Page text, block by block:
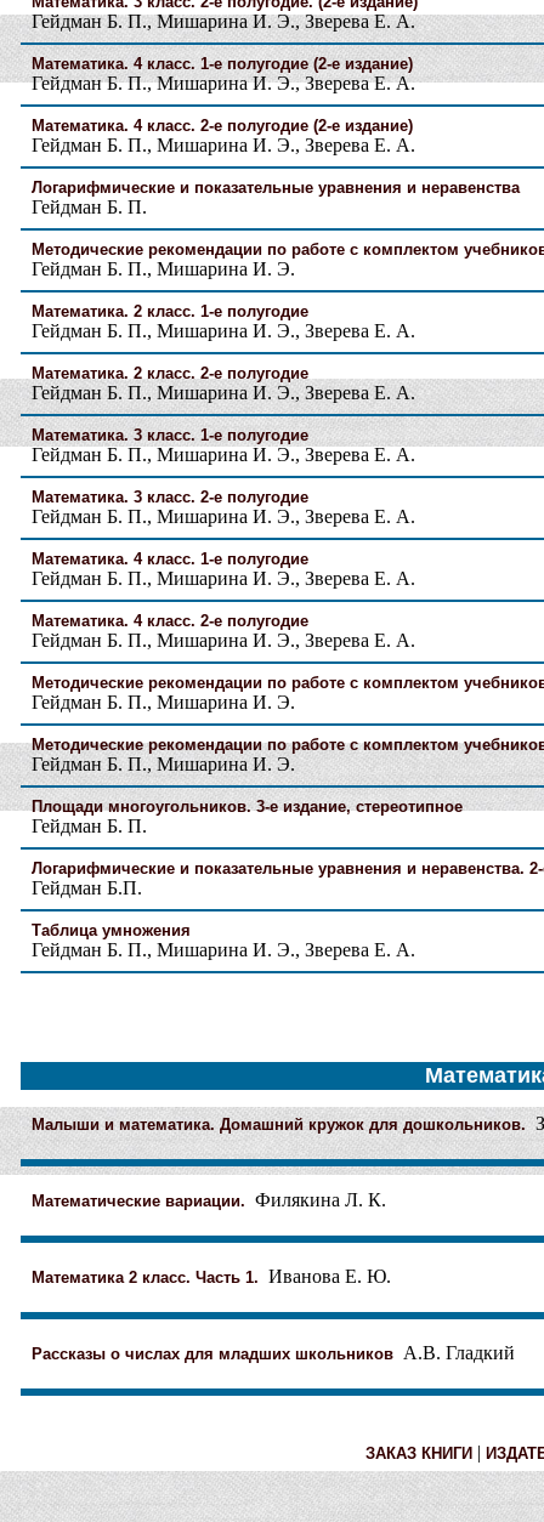
Гейдман Б. П., Мишарина И. Э., Зверева Е. А.
Математика. 4 класс. 1-е полугодие (2-е издание)
Гейдман Б. П., Мишарина И. Э., Зверева Е. А.
Математика. 4 класс. 2-е полугодие (2-е издание)
Гейдман Б. П., Мишарина И. Э., Зверева Е. А.
Логарифмические и показательные уравнения и неравенства
Гейдман Б. П.
Методические рекомендации по работе с комплектом
Гейдман Б. П., Мишарина И. Э.
Математика. 2 класс. 1-е полугодие
Гейдман Б. П., Мишарина И. Э., Зверева Е. А.
Математика. 2 класс. 2-е полугодие
Гейдман Б. П., Мишарина И. Э., Зверева Е. А.
Математика. 3 класс. 1-е полугодие
Гейдман Б. П., Мишарина И. Э., Зверева Е. А.
Математика. 3 класс. 2-е полугодие
Гейдман Б. П., Мишарина И. Э., Зверева Е. А.
Математика. 4 класс. 1-е полугодие
Гейдман Б. П., Мишарина И. Э., Зверева Е. А.
Математика. 4 класс. 2-е полугодие
Гейдман Б. П., Мишарина И. Э., Зверева Е. А.
Методические рекомендации по работе с комплектом
Гейдман Б. П., Мишарина И. Э.
Методические рекомендации по работе с комплектом
Гейдман Б. П., Мишарина И. Э.
Площади многоугольников. 3-е издание, стереотипное
Гейдман Б. П.
Логарифмические и показательные уравнения и неравенства.
Гейдман Б.П.
Таблица умножения
Гейдман Б. П., Мишарина И. Э., Зверева Е. А.
Малыши и математика. Домашний кружок для дошкольников.
Математические вариации. Филякина Л. К.
Математика 2 класс. Часть 1. Иванова Е. Ю.
Рассказы о числах для младших школьников А.В. Гладкий
ЗАКАЗ КНИГИ|